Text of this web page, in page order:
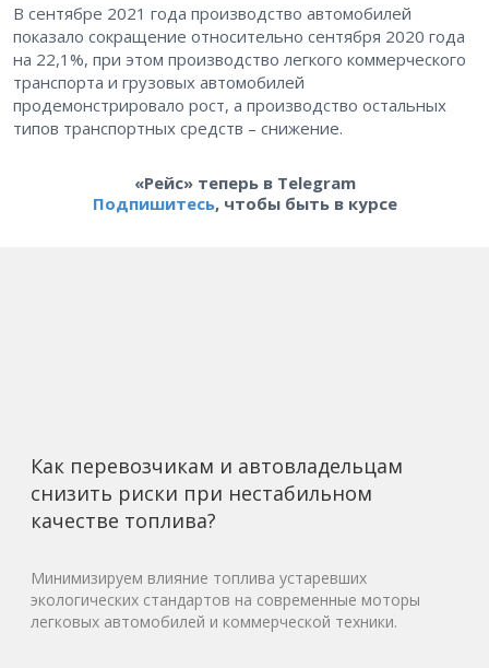
В сентябре 2021 года производство автомобилей
показало сокращение относительно сентября 2020 года
на 22,1%, при этом производство легкого коммерческого
транспорта и грузовых автомобилей
продемонстрировало рост, а производство остальных
типов транспортных средств – снижение.
«Рейс» теперь в Telegram
Подпишитесь, чтобы быть в курсе
Как перевозчикам и автовладельцам
снизить риски при нестабильном
качестве топлива?
Минимизируем влияние топлива устаревших
экологических стандартов на современные моторы
легковых автомобилей и коммерческой техники.